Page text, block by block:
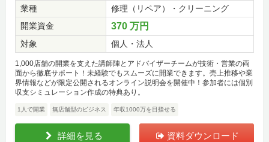
業種
修理（リペア）・クリーニング
開業資金
370 万円
対象 個人・法人
1,000店舗の開業を支えた講師陣とアドバイザーチームが技術・営業の両
面から徹底サポート！未経験でもスムーズに開業できます。売上推移や業
界情報などが限定公開されるオンライン説明会を開催中！参加者には個別
収支シミュレーション作成の特典あり。
1人で開業 無店舗型のビジネス 年収1000万を目指せる
詳細を見る 資料ダウンロード